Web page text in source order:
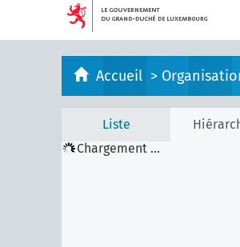
Accueil >
Liste
Chargement ...